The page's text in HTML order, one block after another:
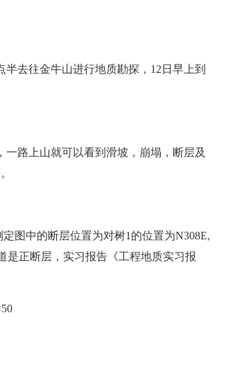
去往金牛山进行地质勘探，12日早上到
路上山就可以看到滑坡，崩塌，断层及
图中的断层位置为对树1的位置为N308E,
是正断层，实习报告《工程地质实习报